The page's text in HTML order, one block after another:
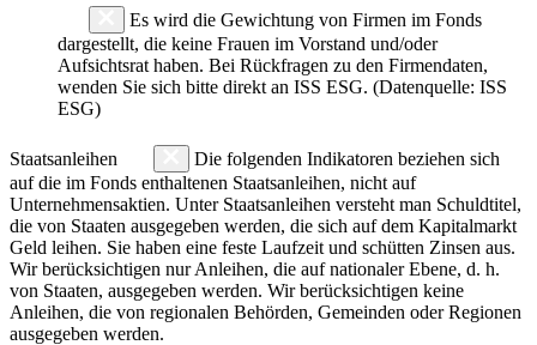
Es wird die Gewichtung von Firmen im Fonds
dargestellt, die keine Frauen im Vorstand und/oder
Aufsichtsrat haben. Bei Rückfragen zu den Firmendaten,
wenden Sie sich bitte direkt an ISS ESG. (Datenquelle: ISS
ESG)
Staatsanleihen
Die folgenden Indikatoren beziehen sich
auf die im Fonds enthaltenen Staatsanleihen, nicht auf
Unternehmensaktien. Unter Staatsanleihen versteht man Schuldtitel,
die von Staaten ausgegeben werden, die sich auf dem Kapitalmarkt
Geld leihen. Sie haben eine feste Laufzeit und schütten Zinsen aus.
Wir berücksichtigen nur Anleihen, die auf nationaler Ebene, d. h.
von Staaten, ausgegeben werden. Wir berücksichtigen keine
Anleihen, die von regionalen Behörden, Gemeinden oder Regionen
ausgegeben werden.